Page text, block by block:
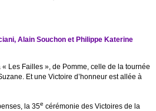
Alain Souchon et Philippe Katerine
Les Failles », de Pomme, celle de la tournée
Et une Victoire d’honneur est allée à
la 35e cérémonie des Victoires de la